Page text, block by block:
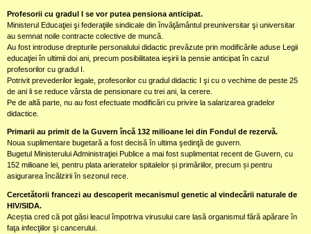
Profesorii cu gradul I se vor putea pensiona anticipat.
Ministerul Educaţiei şi federaţiile sindicale din învăţământul preuniversitar şi universitar
au semnat noile contracte colective de muncă.
Au fost introduse drepturile personalului didactic prevăzute prin modificările aduse Legii
educaţiei în ultimii doi ani, precum posibilitatea ieşirii la pensie anticipat în cazul
profesorilor cu gradul I.
Potrivit prevederilor legale, profesorilor cu gradul didactic I şi cu o vechime de peste 25
de ani li se reduce vârsta de pensionare cu trei ani, la cerere.
Pe de altă parte, nu au fost efectuate modificări cu privire la salarizarea gradelor
didactice.
Primarii au primit de la Guvern încă 132 milioane lei din Fondul de rezervă.
Noua suplimentare bugetară a fost decisă în ultima şedinţă de guvern.
Bugetul Ministerului Administraţiei Publice a mai fost suplimentat recent de Guvern, cu
152 milioane lei, pentru plata arieratelor spitalelor și primăriilor, precum și pentru
asigurarea încălzirii în sezonul rece.
Cercetătorii francezi au descoperit mecanismul genetic al vindecării naturale de
HIV/SIDA.
Aceștia cred că pot găsi leacul împotriva virusului care lasă organismul fără apărare în
faţa infecţiilor şi cancerului.